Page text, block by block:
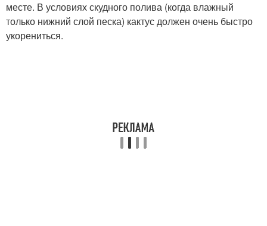
месте. В условиях скудного полива (когда влажный
только нижний слой песка) кактус должен очень быстро
укорениться.